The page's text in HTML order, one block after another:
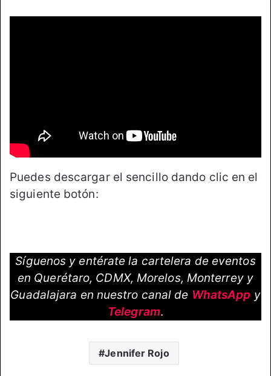
Puedes descargar el sencillo dando clic en el
siguiente botón:
Síguenos y entérate la cartelera de eventos
en Querétaro, CDMX, Morelos, Monterrey y
Guadalajara en nuestro canal de WhatsApp y
Telegram.
Jennifer Rojo